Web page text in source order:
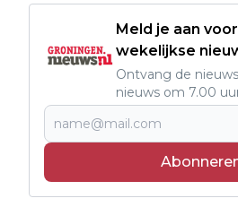
Meld je aan
wekelijkse
Ontvang de
nieuws om 7.00